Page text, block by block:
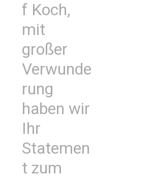
f Koch,
mit
großer
Verwunde
rung
haben wir
Ihr
Statemen
t zum